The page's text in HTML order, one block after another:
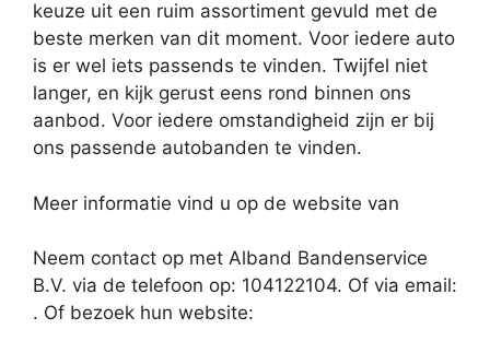
keuze uit een ruim assortiment gevuld met de
beste merken van dit moment. Voor iedere auto
is er wel iets passends te vinden. Twijfel niet
langer, en kijk gerust eens rond binnen ons
aanbod. Voor iedere omstandigheid zijn er bij
ons passende autobanden te vinden.
Meer informatie vind u op de website van
Neem contact op met Alband Bandenservice
B.V. via de telefoon op: 104122104. Of via email:
. Of bezoek hun website: